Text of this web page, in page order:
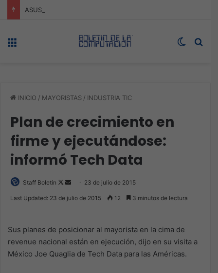
Switch
INICIO / MAYORISTAS / INDUSTRIA TIC
Plan de crecimiento en
firme y ejecutándose:
informó Tech Data
Staff Boletín
Follow
Send 23 de julio de 2015
Last Updated: 23 de julio de 2015 12 3 minutos de lectura
Sus planes de posicionar al mayorista en la cima de
revenue nacional están en ejecución, dijo en su visita a
México Joe Quaglia de Tech Data para las Américas.